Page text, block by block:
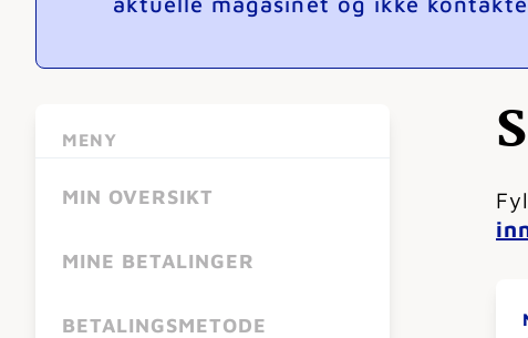
MENY
MIN OVERSIKT
MINE BETALINGER
BETALINGSMETODE